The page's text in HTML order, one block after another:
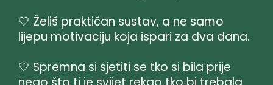
🤍 Želiš praktičan sustav, a ne samo
lijepu motivaciju koja ispari za dva dana.
🤍 Spremna si sjetiti se tko si bila prije